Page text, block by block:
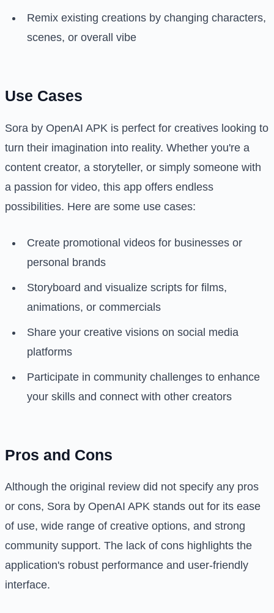
Remix existing creations by changing characters,
scenes, or overall vibe
Use Cases
Sora by OpenAI APK is perfect for creatives looking to
turn their imagination into reality. Whether you're a
content creator, a storyteller, or simply someone with
a passion for video, this app offers endless
possibilities. Here are some use cases:
Create promotional videos for businesses or
personal brands
Storyboard and visualize scripts for films,
animations, or commercials
Share your creative visions on social media
platforms
Participate in community challenges to enhance
your skills and connect with other creators
Pros and Cons
Although the original review did not specify any pros
or cons, Sora by OpenAI APK stands out for its ease
of use, wide range of creative options, and strong
community support. The lack of cons highlights the
application's robust performance and user-friendly
interface.